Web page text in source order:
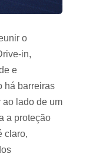
o
in,
e
há barreiras
ao lado de um
a proteção
claro,